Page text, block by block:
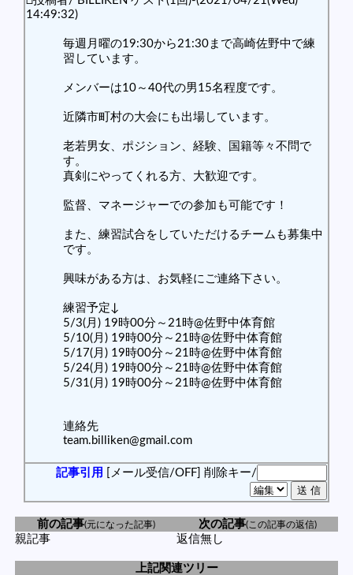
14:49:32)
毎週月曜の19:30から21:30まで高崎佐野中で練
習しています。
メンバーは10～40代の男15名程度です。
近隣市町村の大会にも出場しています。
老若男女、ポジション、経験、国籍等々不問で
す。
真剣にやってくれる方、大歓迎です。
監督、マネージャーでの参加も可能です！
また、練習試合をしていただけるチームも募集中
です。
興味がある方は、お気軽にご連絡下さい。
練習予定↓
5/3(月) 19時00分～21時@佐野中体育館
5/10(月) 19時00分～21時@佐野中体育館
5/17(月) 19時00分～21時@佐野中体育館
5/24(月) 19時00分～21時@佐野中体育館
5/31(月) 19時00分～21時@佐野中体育館
連絡先
team.billiken@gmail.com
記事引用 [メール受信/OFF] 削除キー/
前の記事(元になった記事) 次の記事(この記事の返信)
親記事 返信無し
上記関連ツリー